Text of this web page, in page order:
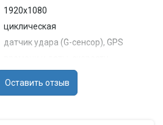
1920x1080
циклическая
датчик удара (G-сенсор), GPS
встроенный микрофон (с
возможностью отключения),
встроенный динамик
Оставить отзыв